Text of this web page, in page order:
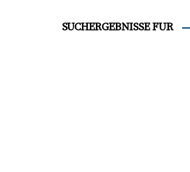
SUCHERGEBNISSE FÜR